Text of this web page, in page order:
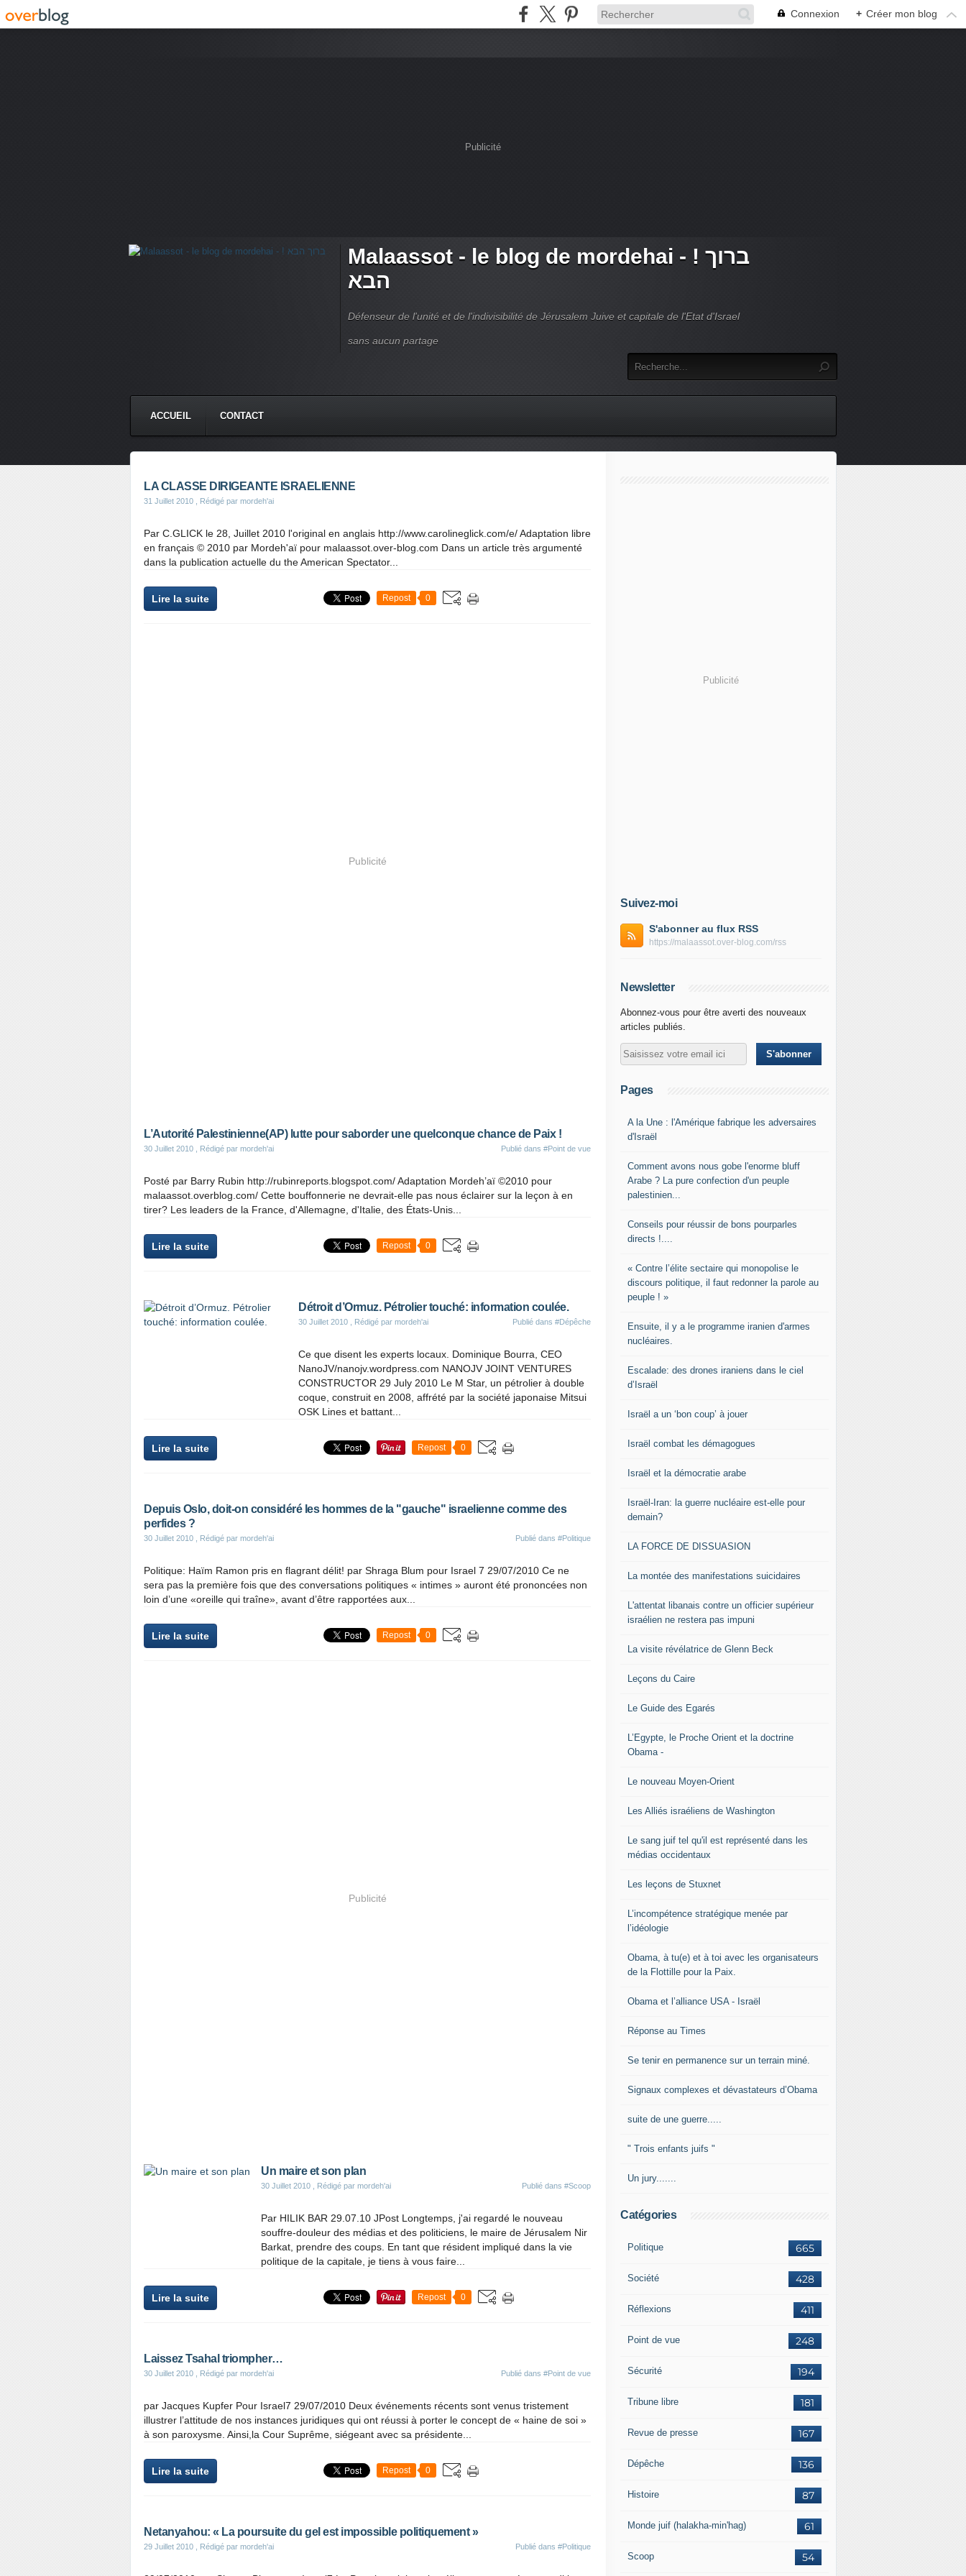
Connexion + Créer mon blog
Publicité
Malaassot - le blog de mordehai - ! ברוך
הבא
Défenseur de l'unité et de l'indivisibilité de Jérusalem Juive et capitale de l'Etat d'Israel
sans aucun partage
ACCUEIL CONTACT
LA CLASSE DIRIGEANTE ISRAELIENNE
31 Juillet 2010 , Rédigé par mordeh'ai
Par C.GLICK le 28, Juillet 2010 l'original en anglais http://www.carolineglick.com/e/ Adaptation libre
en français © 2010 par Mordeh'aï pour malaassot.over-blog.com Dans un article très argumenté
dans la publication actuelle du the American Spectator...
Lire la suite Repost 0
Publicité
L’Autorité Palestinienne(AP) lutte pour saborder une quelconque chance de Paix !
30 Juillet 2010 , Rédigé par mordeh'ai Publié dans #Point de vue
Posté par Barry Rubin http://rubinreports.blogspot.com/ Adaptation Mordeh’aï ©2010 pour
malaassot.overblog.com/ Cette bouffonnerie ne devrait-elle pas nous éclairer sur la leçon à en
tirer? Les leaders de la France, d'Allemagne, d'Italie, des États-Unis...
Lire la suite Repost 0
Détroit d’Ormuz. Pétrolier touché: information coulée.
30 Juillet 2010 , Rédigé par mordeh'ai Publié dans #Dépêche
Ce que disent les experts locaux. Dominique Bourra, CEO
NanoJV/nanojv.wordpress.com NANOJV JOINT VENTURES
CONSTRUCTOR 29 July 2010 Le M Star, un pétrolier à double
coque, construit en 2008, affrété par la société japonaise Mitsui
OSK Lines et battant...
Lire la suite Repost 0
Depuis Oslo, doit-on considéré les hommes de la "gauche" israelienne comme des
perfides ?
30 Juillet 2010 , Rédigé par mordeh'ai Publié dans #Politique
Politique: Haïm Ramon pris en flagrant délit! par Shraga Blum pour Israel 7 29/07/2010 Ce ne
sera pas la première fois que des conversations politiques « intimes » auront été prononcées non
loin d’une «oreille qui traîne», avant d’être rapportées aux...
Lire la suite Repost 0
Publicité
Un maire et son plan
30 Juillet 2010 , Rédigé par mordeh'ai Publié dans #Scoop
Par HILIK BAR 29.07.10 JPost Longtemps, j'ai regardé le nouveau
souffre-douleur des médias et des politiciens, le maire de Jérusalem Nir
Barkat, prendre des coups. En tant que résident impliqué dans la vie
politique de la capitale, je tiens à vous faire...
Lire la suite Repost 0
Laissez Tsahal triompher…
30 Juillet 2010 , Rédigé par mordeh'ai Publié dans #Point de vue
par Jacques Kupfer Pour Israel7 29/07/2010 Deux événements récents sont venus tristement
illustrer l’attitude de nos instances juridiques qui ont réussi à porter le concept de « haine de soi »
à son paroxysme. Ainsi,la Cour Suprême, siégeant avec sa présidente...
Lire la suite Repost 0
Netanyahou: « La poursuite du gel est impossible politiquement »
29 Juillet 2010 , Rédigé par mordeh'ai Publié dans #Politique
Publicité
Suivez-moi
S'abonner au flux RSS
https://malaassot.over-blog.com/rss
Newsletter
Abonnez-vous pour être averti des nouveaux
articles publiés.
Pages
A la Une : l'Amérique fabrique les adversaires
d'Israël
Comment avons nous gobe l'enorme bluff
Arabe ? La pure confection d'un peuple
palestinien...
Conseils pour réussir de bons pourparles
directs !....
« Contre l’élite sectaire qui monopolise le
discours politique, il faut redonner la parole au
peuple ! »
Ensuite, il y a le programme iranien d'armes
nucléaires.
Escalade: des drones iraniens dans le ciel
d’Israël
Israël a un ‘bon coup’ à jouer
Israël combat les démagogues
Israël et la démocratie arabe
Israël-Iran: la guerre nucléaire est-elle pour
demain?
LA FORCE DE DISSUASION
La montée des manifestations suicidaires
L'attentat libanais contre un officier supérieur
israélien ne restera pas impuni
La visite révélatrice de Glenn Beck
Leçons du Caire
Le Guide des Egarés
L’Egypte, le Proche Orient et la doctrine
Obama -
Le nouveau Moyen-Orient
Les Alliés israéliens de Washington
Le sang juif tel qu'il est représenté dans les
médias occidentaux
Les leçons de Stuxnet
L’incompétence stratégique menée par
l’idéologie
Obama, à tu(e) et à toi avec les organisateurs
de la Flottille pour la Paix.
Obama et l’alliance USA - Israël
Réponse au Times
Se tenir en permanence sur un terrain miné.
Signaux complexes et dévastateurs d’Obama
suite de une guerre.....
" Trois enfants juifs "
Un jury.......
Catégories
665
Politique
428
Société
411
Réflexions
248
Point de vue
194
Sécurité
181
Tribune libre
167
Revue de presse
136
Dépêche
87
Histoire
61
Monde juif (halakha-min'hag)
54
Scoop